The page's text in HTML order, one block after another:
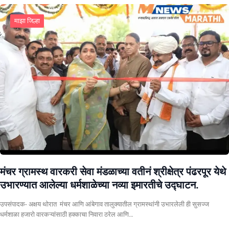
माझा जिल्हा
मंचर ग्रामस्थ वारकरी सेवा मंडळाच्या वतीनं श्रीक्षेत्र पंढरपूर येथे
उभारण्यात आलेल्या धर्मशाळेच्या नव्या इमारतीचे उद्घाटन.
उपसंपादक- अक्षय थोरात मंचर आणि आंबेगाव तालुक्यातील ग्रामस्थांनी उभारलेली ही सुसज्ज
धर्मशाळा हजारो वारकऱ्यांसाठी हक्काचा निवारा ठरेल आणि…